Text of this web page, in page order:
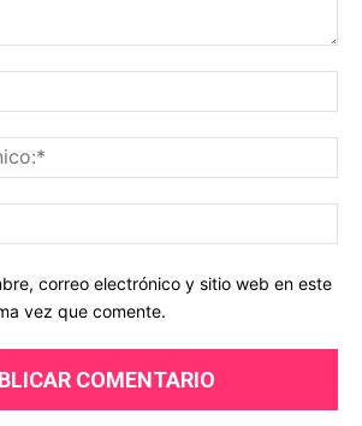
correo electrónico y sitio web en este
vez que comente.